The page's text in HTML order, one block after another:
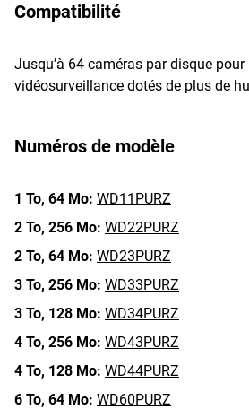
Compatibilité
Jusqu’à 64 caméras par disque
vidéosurveillance dotés de plus de
Numéros de modèle
1 To, 64 Mo: WD11PURZ
2 To, 256 Mo: WD22PURZ
2 To, 64 Mo: WD23PURZ
3 To, 256 Mo: WD33PURZ
3 To, 128 Mo: WD34PURZ
4 To, 256 Mo: WD43PURZ
4 To, 128 Mo: WD44PURZ
6 To, 64 Mo: WD60PURZ